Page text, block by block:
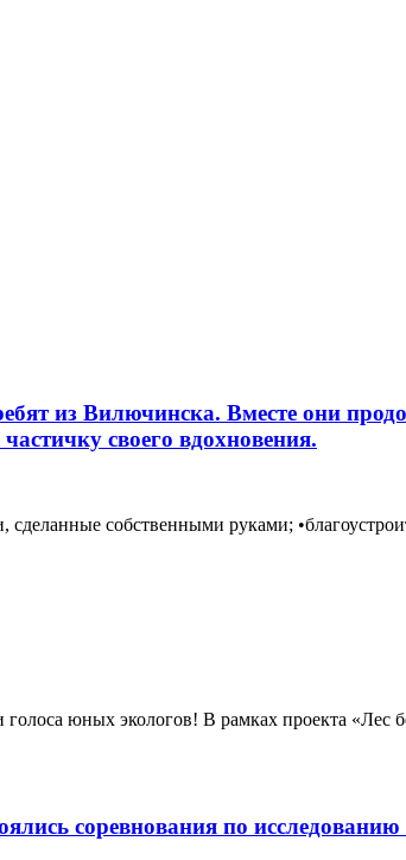
из Вилючинска. Вместе они
своего вдохновения.
сделанные собственными руками;
голоса юных экологов! В рамках проекта
соревнования по